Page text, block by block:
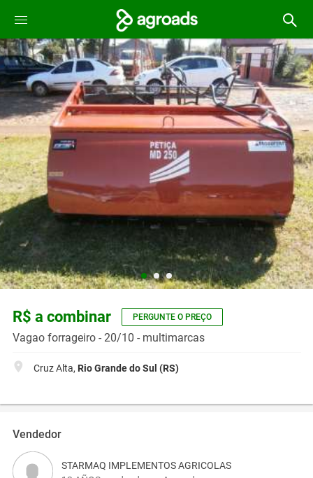
R$ a combinar PERGUNTE O PREÇO
Vagao forrageiro - 20/10 - multimarcas
Cruz Alta, Rio Grande do Sul (RS)
Vendedor
STARMAQ IMPLEMENTOS AGRICOLAS